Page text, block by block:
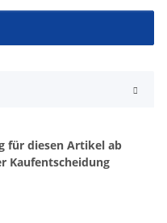
für diesen Artikel ab
Kaufentscheidung